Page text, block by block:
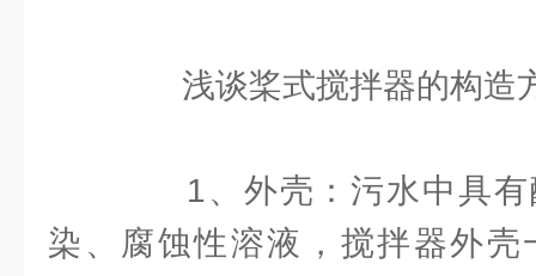
浅谈桨式搅拌器的构造
1、外壳：污水中具有
染、腐蚀性溶液，搅拌器外